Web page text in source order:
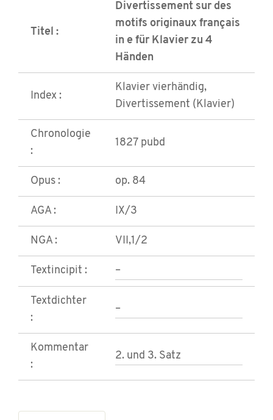
Titel :
Divertissement sur des
motifs originaux français
in e für Klavier zu 4
Händen
Index :
Klavier vierhändig,
Divertissement (Klavier)
Chronologie
:
1827 pubd
Opus : op. 84
AGA : IX/3
NGA : VII,1/2
Textincipit : –
Textdichter
:
–
Kommentar
:
2. und 3. Satz